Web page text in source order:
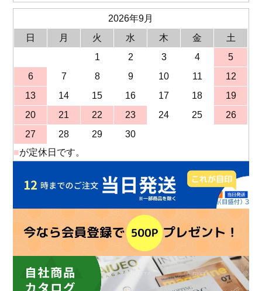
2026年9月
日
月 火 水 木 金
土
1
2 3 4
5
6
7 8 9 10 11
12
13
14 15 16 17 18
19
20
21 22 23 24 25
26
27
28 29
30
■が定休日です。